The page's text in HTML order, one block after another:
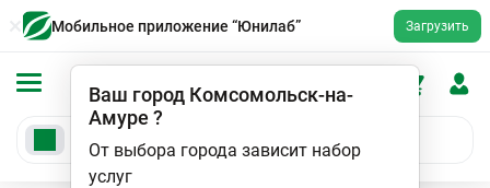
Мобильное приложение “Юнилаб” Загрузить
Ваш город Комсомольск-на-
Амуре ?
От выбора города зависит набор
услуг